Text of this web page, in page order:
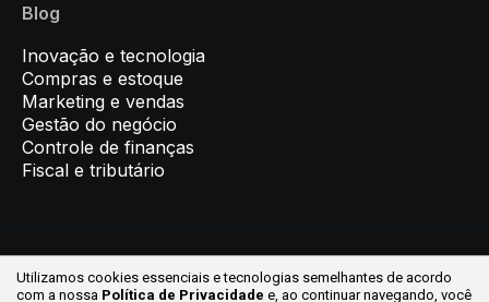
Blog
Inovação e tecnologia
Compras e estoque
Marketing e vendas
Gestão do negócio
Controle de finanças
Fiscal e tributário
© 2026 Inovar ® Todos os direitos reservados.
Utilizamos cookies essenciais e tecnologias semelhantes de acordo
com a nossa Política de Privacidade e, ao continuarnavegando, você